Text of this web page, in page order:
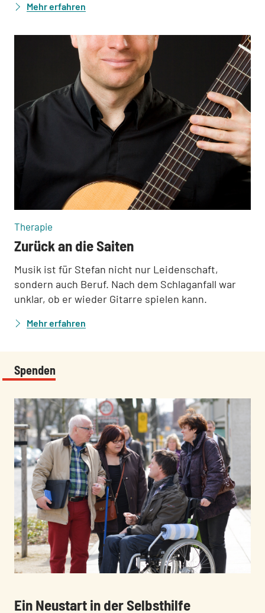
Mehr erfahren
Therapie
Zurück an die Saiten
Musik ist für Stefan nicht nur Leidenschaft,
sondern auch Beruf. Nach dem Schlaganfall war
unklar, ob er wieder Gitarre spielen kann.
Mehr erfahren
Spenden
:Ein Neustart in der Selbsthilfe